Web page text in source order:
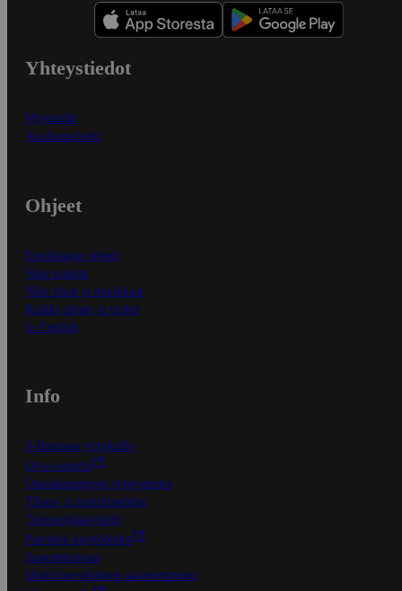
Yhteystiedot
Myymälät
Asiakaspalvelu
Ohjeet
Ensitilaajan ohjeet
Näin maksat
Näin tilaat ja muokkaat
Kaikki ohjeet ja vinkit
In English
Info
S-Business yrityksille
Oiva-raportit
Osuuskauppojen yhteystiedot
Tilaus- ja toimitusehdot
Tietosuojakäytäntö
Palvelun käyttöehdot
Saavutettavuus
Mobiilisovelluksen saavutettavuus